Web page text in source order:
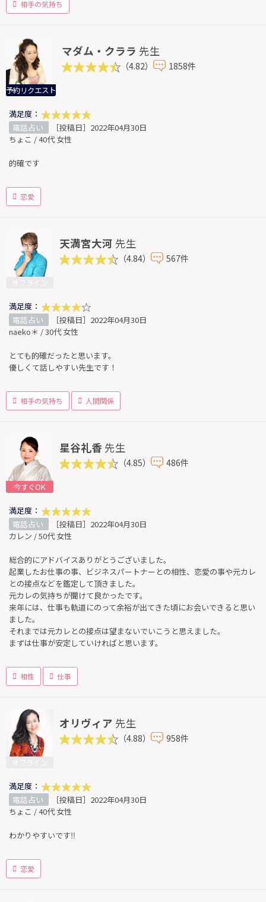
相手の気持ち
予約リクエスト
マダム・クララ 先生
（4.82） 1858件
満足度：
電話占い
［投稿日］2022年04月30日
ちょこ / 40代 女性
的確です
恋愛
天満宮大河 先生
（4.84） 567件
満足度：
電話占い
［投稿日］2022年04月30日
naeko＊ / 30代 女性
とても的確だったと思います。
優しくて話しやすい先生です！
相手の気持ち 人間関係
今すぐOK
星谷礼香 先生
（4.85） 486件
満足度：
電話占い
［投稿日］2022年04月30日
カレン / 50代 女性
総合的にアドバイスありがとうございました。
起業したお仕事の事、ビジネスパートナーとの相性、恋愛の事や元カレ
との接点などを鑑定して頂きました。
元カレの気持ちが聞けて良かったです。
来年には、仕事も軌道にのって余裕が出てきた頃にお会いできると思い
ました。
それまでは元カレとの接点は望まないでいこうと思えました。
まずは仕事が安定していければと思います。
相性 仕事
オリヴィア 先生
（4.88） 958件
満足度：
電話占い
［投稿日］2022年04月30日
ちょこ / 40代 女性
わかりやすいです‼️
恋愛